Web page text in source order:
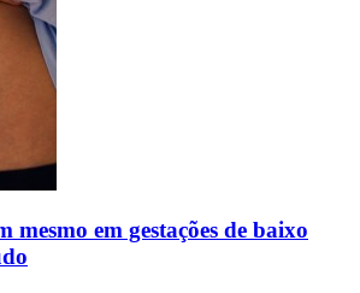
mesmo em gestações de baixo